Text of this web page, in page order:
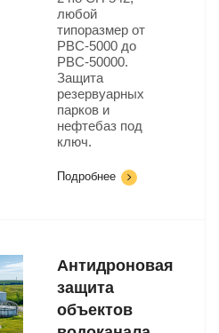
любой
типоразмер от
РВС-5000 до
РВС-50000.
Защита
резервуарных
парков и
нефтебаз под
ключ.
Подробнее
Антидроновая
защита
объектов